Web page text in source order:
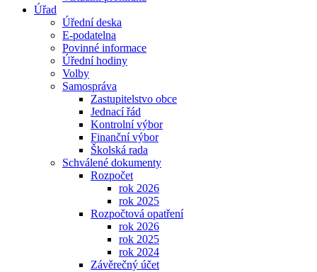
Úřad
Úřední deska
E-podatelna
Povinné informace
Úřední hodiny
Volby
Samospráva
Zastupitelstvo obce
Jednací řád
Kontrolní výbor
Finanční výbor
Školská rada
Schválené dokumenty
Rozpočet
rok 2026
rok 2025
Rozpočtová opatření
rok 2026
rok 2025
rok 2024
Závěrečný účet